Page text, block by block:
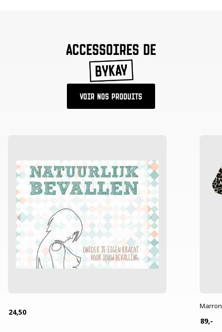
ACCESSOIRES DE
VOIR NOS PRODUITS
24,50
89,-